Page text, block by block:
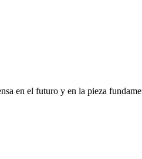
en el futuro y en la pieza